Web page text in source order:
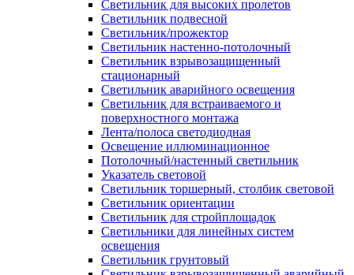
Светильник для высоких пролетов
Светильник подвесной
Светильник/прожектор
Светильник настенно-потолочный
Светильник взрывозащищенный
стационарный
Светильник аварийного освещения
Светильник для встраиваемого и
поверхностного монтажа
Лента/полоса светодиодная
Освещение иллюминационное
Потолочный/настенный светильник
Указатель световой
Светильник торшерный, столбик световой
Светильник ориентации
Светильник для стройплощадок
Светильники для линейных систем
освещения
Светильник грунтовый